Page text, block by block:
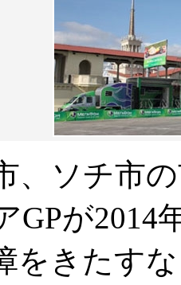
、ソチ市
GPが
をきたす